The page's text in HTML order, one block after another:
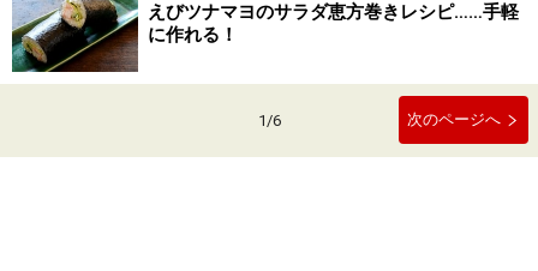
えびツナマヨのサラダ恵方巻きレシピ……手軽
に作れる！
1/6 次のページへ